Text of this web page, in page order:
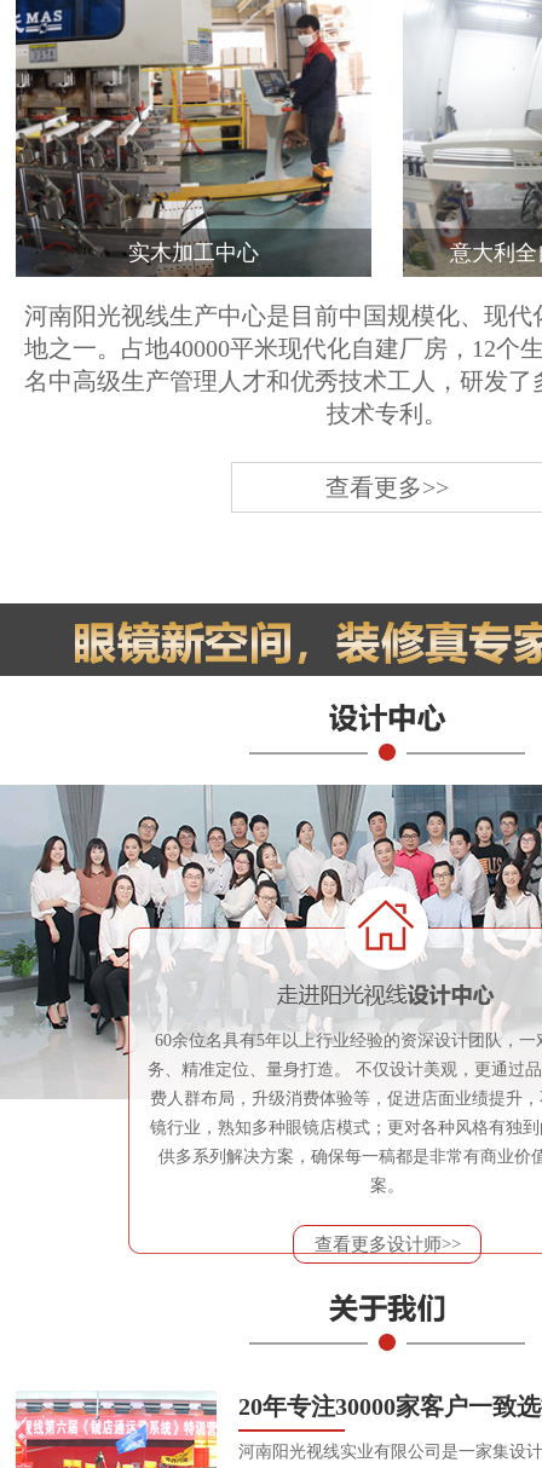
实木加工中心 意大利
河南阳光视线生产中心是目前中国规模化、现代
地之一。占地40000平米现代化自建厂房，12个
名中高级生产管理人才和优秀技术工人，研发了
技术专利。
查看更多>>
60余位名具有5年以上行业经验的资深设计团队，一
务、精准定位、量身打造。 不仅设计美观，更通过
费人群布局，升级消费体验等，促进店面业绩提升
镜行业，熟知多种眼镜店模式；更对各种风格有独
供多系列解决方案，确保每一稿都是非常有商业价
案。
查看更多设计师>>
20年专注30000家客户一致
河南阳光视线实业有限公司是一家集设